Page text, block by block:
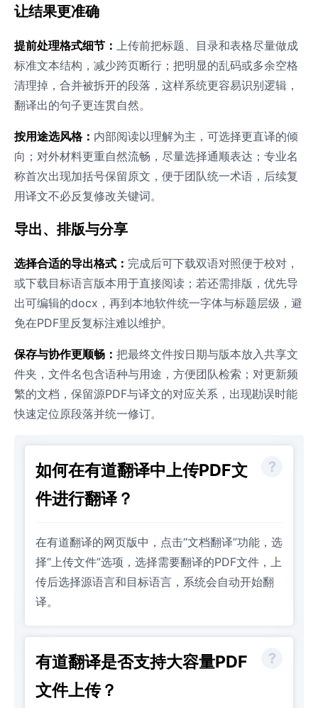
让结果更准确
提前处理格式细节：
上传前把标题、目录和表格尽量做成
标准文本结构，减少跨页断行；把明显的乱码或多余空格
清理掉，合并被拆开的段落，这样系统更容易识别逻辑，
翻译出的句子更连贯自然。
按用途选风格： 内部阅读以理解为主，可选择更直译的倾
向；对外材料更重自然流畅，尽量选择通顺表达；专业名
称首次出现加括号保留原文，便于团队统一术语，后续复
用译文不必反复修改关键词。
导出、排版与分享
选择合适的导出格式： 完成后可下载双语对照便于校对，
或下载目标语言版本用于直接阅读；若还需排版，优先导
出可编辑的docx，再到本地软件统一字体与标题层级，避
免在PDF里反复标注难以维护。
保存与协作更顺畅： 把最终文件按日期与版本放入共享文
件夹，文件名包含语种与用途，方便团队检索；对更新频
繁的文档，保留源PDF与译文的对应关系，出现勘误时能
快速定位原段落并统一修订。
如何在有道翻译中上传PDF文
件进行翻译？
在有道翻译的网页版中，点击“文档翻译”功能，选
择“上传文件”选项，选择需要翻译的PDF文件，上
传后选择源语言和目标语言，系统会自动开始翻
译。
有道翻译是否支持大容量PDF
文件上传？